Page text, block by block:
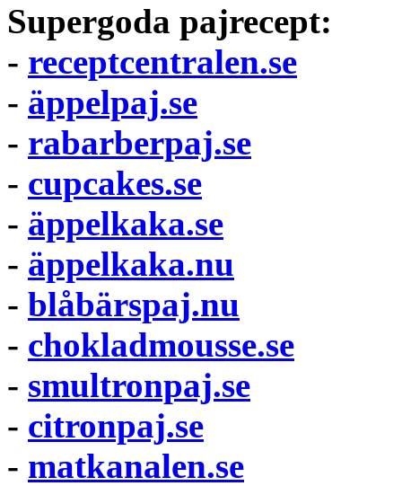
Supergoda pajrecept:
- receptcentralen.se
- äppelpaj.se
- rabarberpaj.se
- cupcakes.se
- äppelkaka.se
- äppelkaka.nu
- blåbärspaj.nu
- chokladmousse.se
- smultronpaj.se
- citronpaj.se
- matkanalen.se